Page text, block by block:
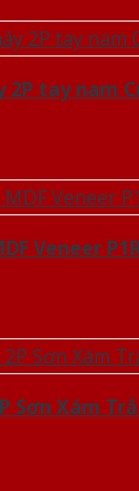
2P tay nam
Veneer
Sơn Xám